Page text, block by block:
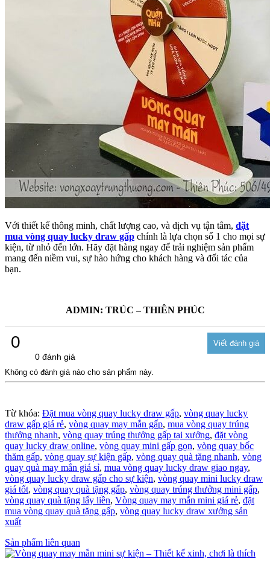
Với thiết kế thông minh, chất lượng cao, và dịch vụ tận tâm, đặt
mua vòng quay lucky draw gấp chính là lựa chọn số 1 cho mọi sự
kiện, từ nhỏ đến lớn. Hãy đặt hàng ngay để trải nghiệm sản phẩm
mang đến niềm vui, sự hào hứng cho khách hàng và đối tác của
bạn.
ADMIN: TRÚC – THIÊN PHÚC
0
0 đánh giá
Không có đánh giá nào cho sản phẩm này.
Từ khóa: Đặt mua vòng quay lucky draw gấp, vòng quay lucky
draw gấp giá rẻ, vòng quay may mắn gấp, mua vòng quay trúng
thưởng nhanh, vòng quay trúng thưởng gấp tại xưởng, đặt vòng
quay lucky draw online, vòng quay mini gấp gọn, vòng quay bốc
thăm gấp, vòng quay sự kiện gấp, vòng quay quà tặng nhanh, vòng
quay quà may mắn giá sỉ, mua vòng quay lucky draw giao ngay,
vòng quay lucky draw gấp cho sự kiện, vòng quay mini lucky draw
giá tốt, vòng quay quà tặng gấp, vòng quay trúng thưởng mini gấp,
vòng quay quà tặng lấy liền, Vòng quay may mắn mini giá rẻ, đặt
mua vòng quay quà tặng gấp, vòng quay lucky draw xưởng sản
xuất
Sản phẩm liên quan